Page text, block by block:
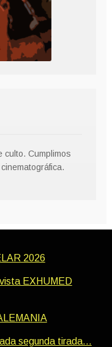
culto. Cumplimos
2026
EXHUMED
segunda tirada…